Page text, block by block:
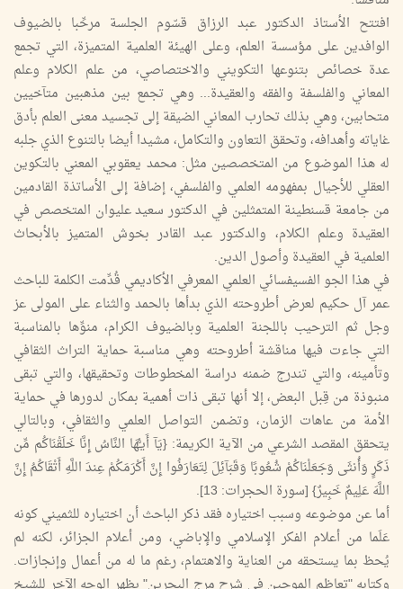
افتتح الأستاذ الدكتور عبد الرزاق قسّوم الجلسة مرحِّبا بالضيوف
الوافدين على مؤسسة العلم، وعلى الهيئة العلمية المتميزة، التي تجمع
عدة خصائص بتنوعها التكويني والاختصاصي، من علم الكلام وعلم
المعاني والفلسفة والفقه والعقيدة... وهي تجمع بين مذهبين متآخيين
متحابين، وهي بذلك تحارب المعاني الضيقة إلى تجسيد معنى العلم بأدق
غاياته وأهدافه، وتحقق التعاون والتكامل، مشيدا أيضا بالتنوع الذي جلبه
له هذا الموضوع من المتخصصين مثل: محمد يعقوبي المعني بالتكوين
العقلي للأجيال بمفهومه العلمي والفلسفي، إضافة إلى الأساتذة القادمين
من جامعة قسنطينة المتمثلين في الدكتور سعيد عليوان المتخصص في
العقيدة وعلم الكلام، والدكتور عبد القادر بخوش المتميز بالأبحاث
العلمية في العقيدة وأصول الدين.
في هذا الجو الفسيفسائي العلمي المعرفي الأكاديمي قُدِّمت الكلمة للباحث
عمر آل حكيم لعرض أطروحته الذي بدأها بالحمد والثناء على المولى عز
وجل ثم الترحيب باللجنة العلمية وبالضيوف الكرام، منوِّها بالمناسبة
التي جاءت فيها مناقشة أطروحته وهي مناسبة حماية التراث الثقافي
وتأمينه، والتي تندرج ضمنه دراسة المخطوطات وتحقيقها، والتي تبقى
منبوذة من قِبل البعض، إلا أنها تبقى ذات أهمية بمكان لدورها في حماية
الأمة من عاهات الزمان، وتضمن التواصل العلمي والثقافي، وبالتالي
يتحقق المقصد الشرعي من الآية الكريمة: {يَآ أَيـُّهَا النَّاسُ إِنَّا خَلَقْنَاكُم مِّن
ذَكَرٍ وَأُنثَى وَجَعَلْنَاكُمْ شُعُوبًا وَقَبَآئِلَ لِتَعَارَفُوا إِنَّ أَكْرَمَكُمْ عِندَ اللَّهِ أَتْقَاكُمُ إِنَّ
اللَّهَ عَلِيمٌ خَبِيرٌ} [سورة الحجرات: 13].
أما عن موضوعه وسبب اختياره فقد ذكر الباحث أن اختياره للثميني كونه
عَلَما من أعلام الفكر الإسلامي والإباضي، ومن أعلام الجزائر، لكنه لم
يُحظ بما يستحقه من العناية والاهتمام، رغم ما له من أعمال وإنجازات.